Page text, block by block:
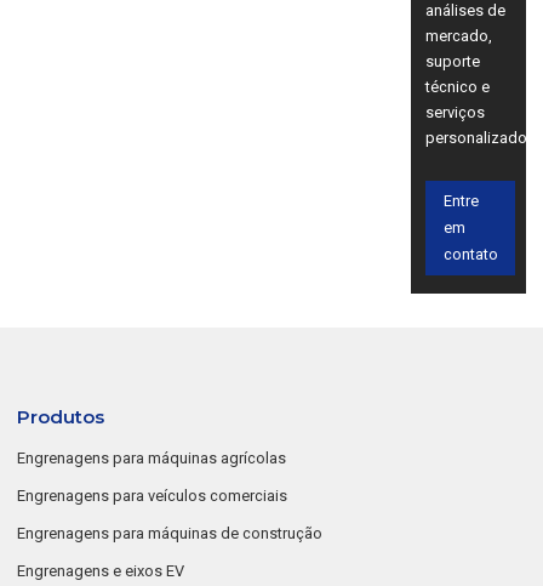
análises de
mercado,
suporte
técnico e
serviços
personalizados.
Entre
em
contato
Produtos
Engrenagens para máquinas agrícolas
Engrenagens para veículos comerciais
Engrenagens para máquinas de construção
Engrenagens e eixos EV